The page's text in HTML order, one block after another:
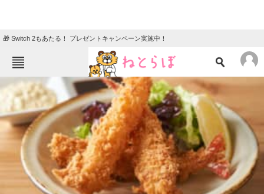
🎁 Switch 2もあたる！ プレゼントキャンペーン実施中！
ねとらぼメニュー
TOP ニュース
エンタメ クイズ
グルメ 地域
住まい 教育・育児
動物 リサーチ